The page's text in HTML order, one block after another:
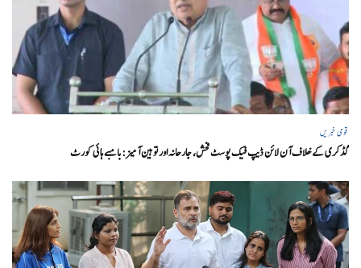
قومی خبریں
گڈکری کے خلاف آن لائن ڈیپ فیک پوسٹ فحش، جارحانہ اور توہین آمیز:بامبے ہائی کورٹ